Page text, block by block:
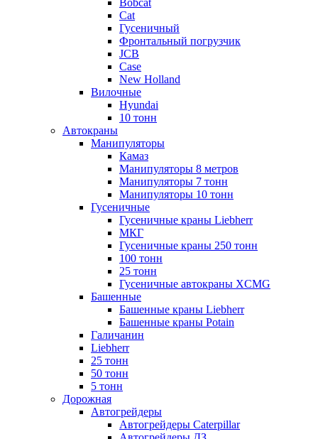
Bobcat
Cat
Гусеничный
Фронтальный погрузчик
JCB
Case
New Holland
Вилочные
Hyundai
10 тонн
Автокраны
Манипуляторы
Камаз
Манипуляторы 8 метров
Манипуляторы 7 тонн
Манипуляторы 10 тонн
Гусеничные
Гусеничные краны Liebherr
МКГ
Гусеничные краны 250 тонн
100 тонн
25 тонн
Гусеничные автокраны XCMG
Башенные
Башенные краны Liebherr
Башенные краны Potain
Галичанин
Liebherr
25 тонн
50 тонн
5 тонн
Дорожная
Автогрейдеры
Автогрейдеры Caterpillar